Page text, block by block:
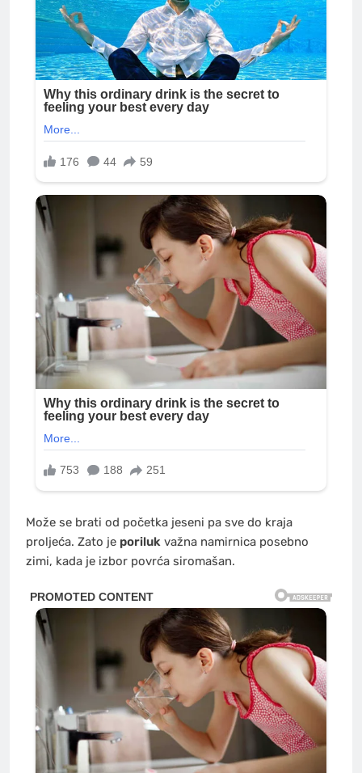
Može se brati od početka jeseni pa sve do kraja
proljeća. Zato je poriluk važna namirnica posebno
zimi, kada je izbor povrća siromašan.